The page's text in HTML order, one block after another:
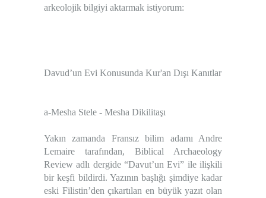
arkeolojik bilgiyi aktarmak istiyorum:
Davud’un Evi Konusunda Kur'an Dışı Kanıtlar
a-Mesha Stele - Mesha Dikilitaşı
Yakın zamanda Fransız bilim adamı Andre
Lemaire tarafından, Biblical Archaeology
Review adlı dergide “Davut’un Evi” ile ilişkili
bir keşfi bildirdi. Yazının başlığı şimdiye kadar
eski Filistin’den çıkartılan en büyük yazıt olan